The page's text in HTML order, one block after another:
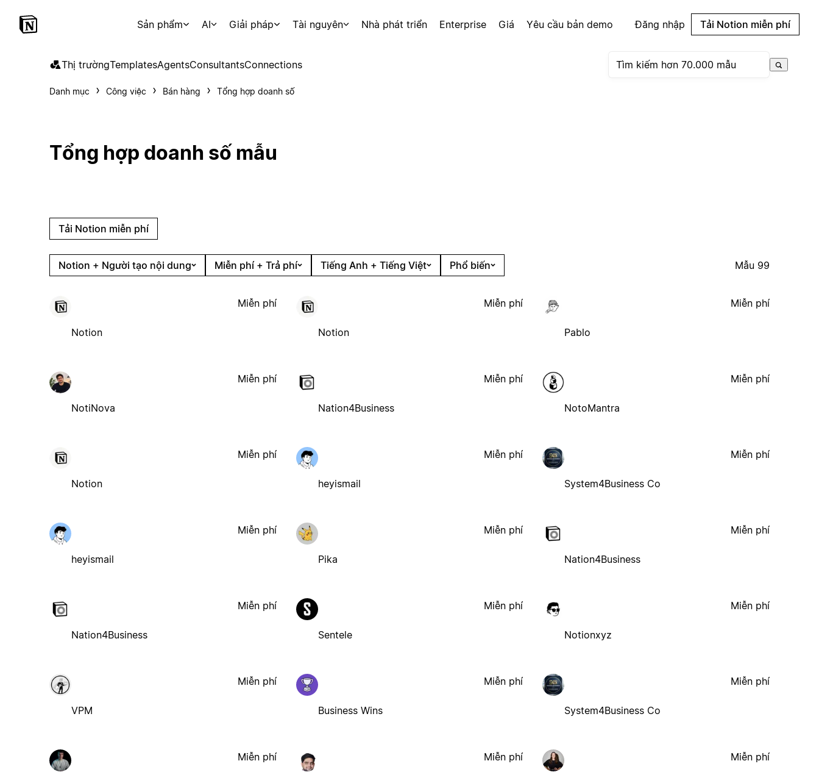
Sản phẩm AI Giải pháp Tài nguyên Nhà phát triển Enterprise Giá Yêu cầu bản demo Đăng nhập Tải Notion miễn phí
Thị trườngTemplatesAgentsConsultantsConnections
Danh mục Công việc Bán hàng Tổng hợp doanh số
Tổng hợp doanh số mẫu
Tải Notion miễn phí
Notion + Người tạo nội dung Miễn phí + Trả phí Tiếng Anh + Tiếng Việt Phổ biến Mẫu 99
Notion
Miễn phí
Notion
Miễn phí
Pablo
Miễn phí
NotiNova
Miễn phí
Nation4Business
Miễn phí
NotoMantra
Miễn phí
Notion
Miễn phí
heyismail
Miễn phí
System4Business Co
Miễn phí
heyismail
Miễn phí
Pika
Miễn phí
Nation4Business
Miễn phí
Nation4Business
Miễn phí
Sentele
Miễn phí
Notionxyz
Miễn phí
VPM
Miễn phí
Business Wins
Miễn phí
System4Business Co
Miễn phí
Miễn phí Miễn phí Miễn phí